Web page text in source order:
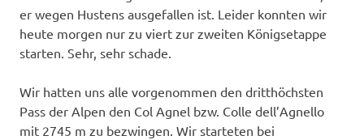
er wegen Hustens ausgefallen ist. Leider konnten wir
heute morgen nur zu viert zur zweiten Königsetappe
starten. Sehr, sehr schade.
Wir hatten uns alle vorgenommen den dritthöchsten
Pass der Alpen den Col Agnel bzw. Colle dell’Agnello
mit 2745 m zu bezwingen. Wir starteten bei